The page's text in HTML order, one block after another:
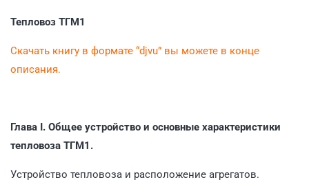
Тепловоз ТГМ1
Скачать книгу в формате “djvu” вы можете в конце
описания.
Глава I. Общее устройство и основные характеристики
тепловоза ТГМ1.
Устройство тепловоза и расположение агрегатов.